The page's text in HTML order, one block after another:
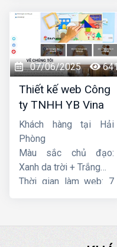
07/06/2025
Thiết kế web Công
ty TNHH YB Vina
Khách hàng tại Hải
Phòng
Màu sắc chủ đạo:
Xanh da trời + Trắng
Thời gian làm web: 7